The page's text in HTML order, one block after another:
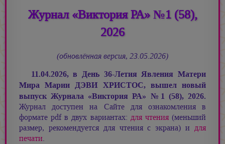
Журнал «Виктория РА» №1 (58),
2026
(обновлённая версия, 23.05.2026)
11.04.2026, в День 36-Летия Явления Матери
МираМарии ДЭВИ ХРИСТОС,вышел новый
выпуск Журнала «Виктория РА» № 1 (58), 2026.
Журнал доступен на Сайте для ознакомления в
формате pdf в двух вариантах: для чтения(меньший
размер, рекомендуется для чтения с экрана) и для
печати.